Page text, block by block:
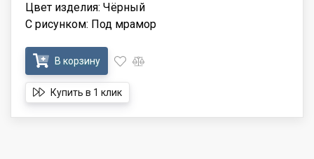
Цвет изделия: Чёрный
С рисунком: Под мрамор
В корзину
Купить в 1 клик